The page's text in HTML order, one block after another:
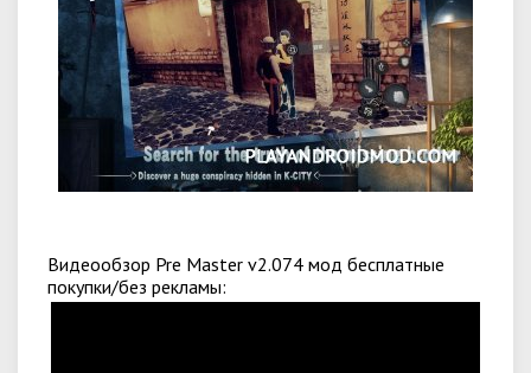
Видеообзор Pre Master v2.074 мод бесплатные
покупки/без рекламы: